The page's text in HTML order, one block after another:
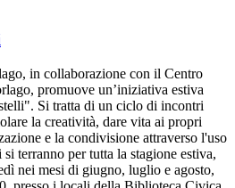
in collaborazione con il Centro
promuove un’iniziativa estiva
Si tratta di un ciclo di incontri
la creatività, dare vita ai propri
e la condivisione attraverso l'uso
terranno per tutta la stagione estiva,
nei mesi di giugno, luglio e agosto,